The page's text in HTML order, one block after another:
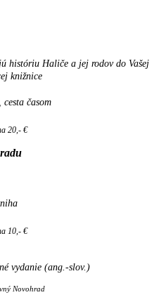
históriu Haliče a jej rodov do Vašej
knižnice
20,- €
10,- €
vydanie (ang.-slov.)